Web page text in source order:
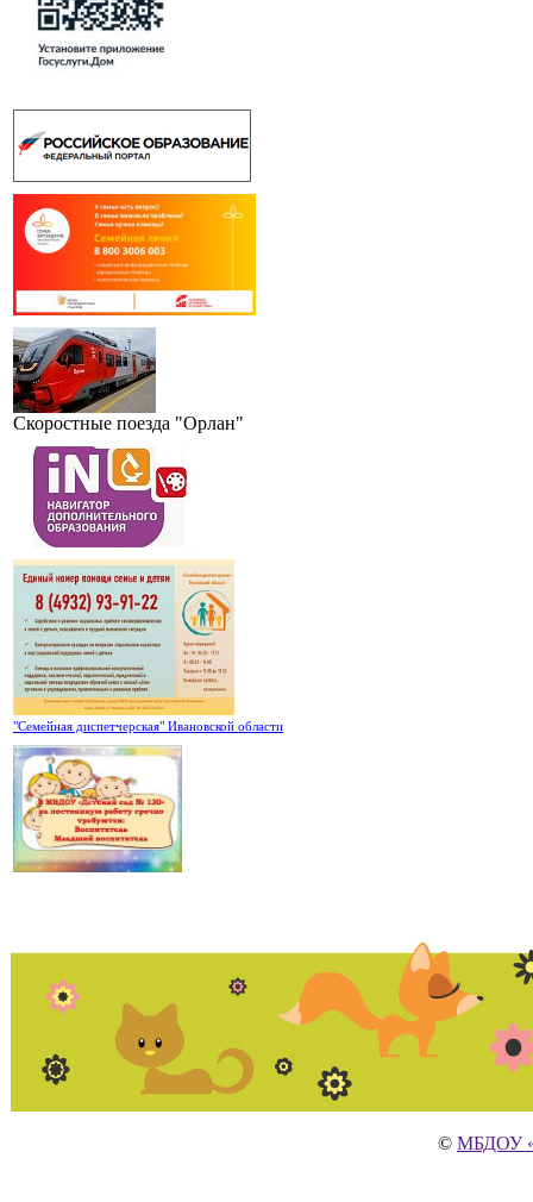
Скоростные поезда "Орлан"
"Семейная диспетчерская" Ивановской области
© МБДОУ